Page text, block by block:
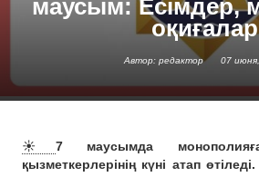
маусым: Есімдер,
оқиғалар
Автор: редактор 07
☀️7 маусымда
қызметкерлерінің күні атап өтіледі.